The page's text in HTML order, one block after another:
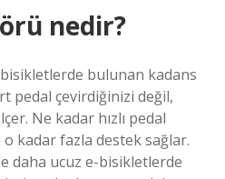
nedir?
bulunan kadans
pedal çevirdiğinizi değil,
Ne kadar hızlı pedal
kadar fazla destek sağlar.
daha ucuz e-bisikletlerde